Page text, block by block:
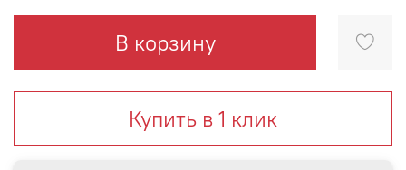
В корзину
Купить в 1 клик